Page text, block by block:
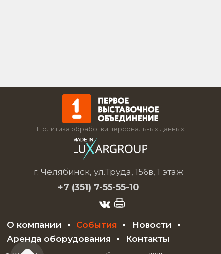
Политика обработки персональных данных
г. Челябинск, ул.Труда, 156в, 1 этаж
+7 (351) 7-55-55-10
О компании События
Новости
Аренда оборудования
Контакты